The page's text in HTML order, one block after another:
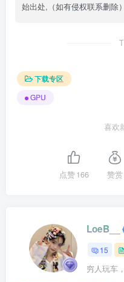
始出处,（如有侵权联系删除）
下载专区
GPU
喜欢
点赞166 赞赏
LoeB__
15
穷人玩车